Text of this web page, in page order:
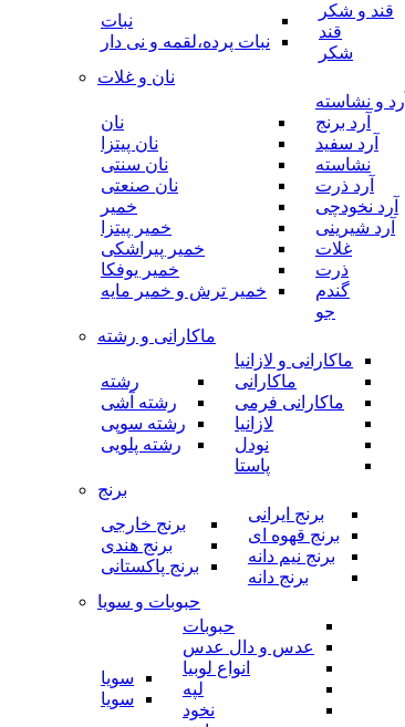
قند و شکر
قند
شکر
نبات
نبات پرده،لقمه و نی دار
نان و غلات
آرد و نشاسته
آرد برنج
آرد سفید
نشاسته
آرد ذرت
آرد نخودچی
آرد شیرینی
غلات
ذرت
گندم
جو
نان
نان پیتزا
نان سنتی
نان صنعتی
خمیر
خمیر پیتزا
خمیر پیراشکی
خمیر یوفکا
خمیر ترش و خمیر مایه
ماکارانی و رشته
ماکارانی و لازانیا
ماکارانی
ماکارانی فرمی
لازانیا
نودل
پاستا
رشته
رشته آشی
رشته سوپی
رشته پلویی
برنج
برنج ایرانی
برنج قهوه ای
برنج نیم دانه
برنج دانه
برنج خارجی
برنج هندی
برنج پاکستانی
حبوبات و سویا
حبوبات
عدس و دال عدس
انواع لوبیا
لپه
نخود
سویا
سویا